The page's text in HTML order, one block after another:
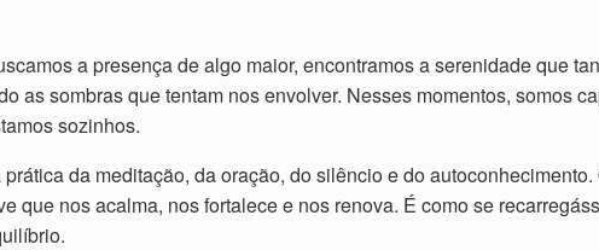
a presença de algo maior, encontramos a serenidade que
as sombras que tentam nos envolver. Nesses momentos, somos
sozinhos.
da meditação, da oração, do silêncio e do
que nos acalma, nos fortalece e nos renova. É como se